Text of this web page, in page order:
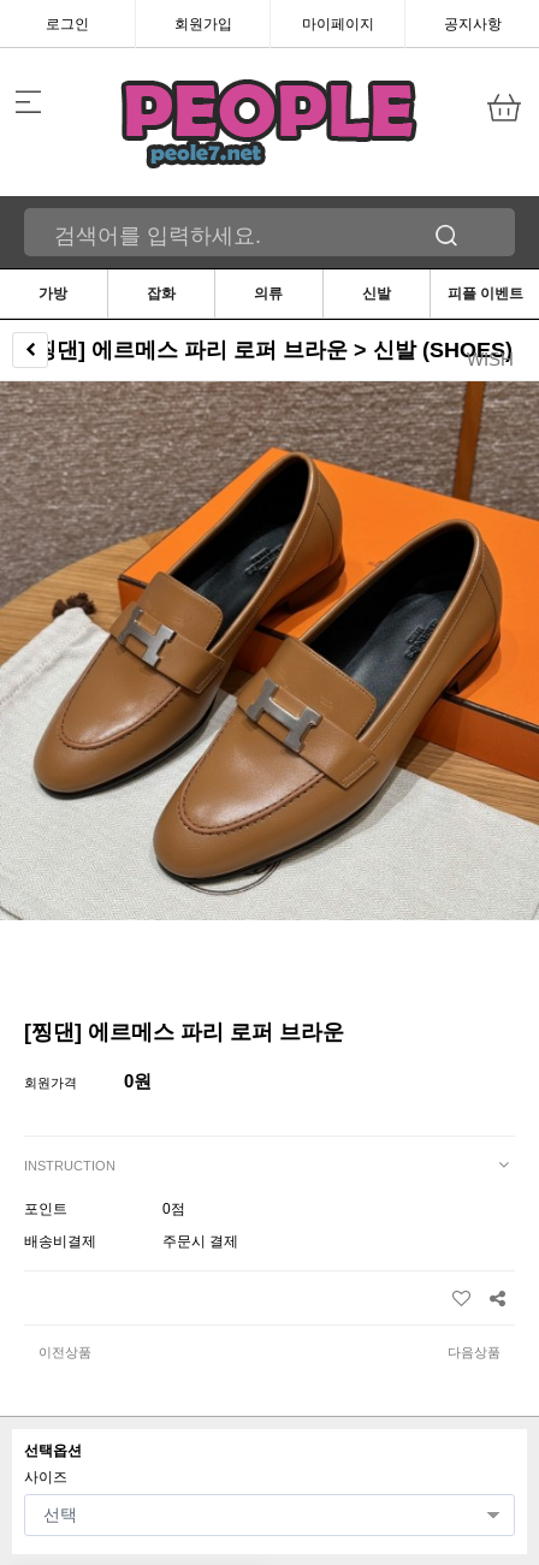
로그인 회원가입 마이페이지 공지사항
가방 잡화 의류 신발 피플 이벤트
[찡댄] 에르메스 파리 로퍼 브라운 > 신발 (SHOES)
[찡댄] 에르메스 파리 로퍼 브라운
회원가격 0원
INSTRUCTION
포인트
0점
배송비결제
주문시 결제
이전상품 다음상품
선택옵션
사이즈
WISH